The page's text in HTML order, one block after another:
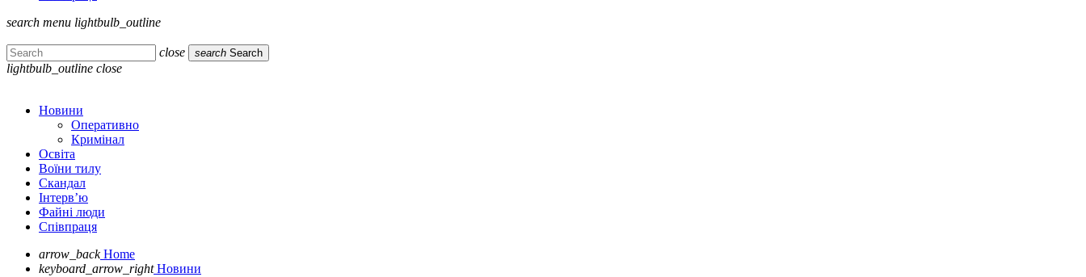
search menu lightbulb_outline
close search Search
lightbulb_outline close
Новини
Оперативно
Кримінал
Освіта
Воїни тилу
Скандал
Інтерв’ю
Файні люди
Співпраця
arrow_back Home
keyboard_arrow_right Новини